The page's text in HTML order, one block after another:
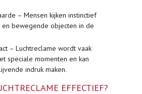
– Mensen kijken instinctief
bewegende objecten in de
– Luchtreclame wordt vaak
speciale momenten en kan
indruk maken.
EFFECTIEF?